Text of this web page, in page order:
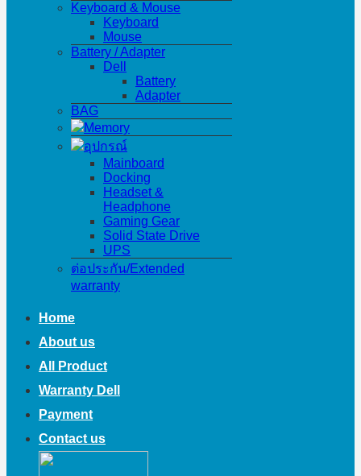
Keyboard & Mouse
Keyboard
Mouse
Battery / Adapter
Dell
Battery
Adapter
BAG
Memory
อุปกรณ์
Mainboard
Docking
Headset &
Headphone
Gaming Gear
Solid State Drive
UPS
ต่อประกัน/Extended
warranty
Home
About us
All Product
Warranty Dell
Payment
Contact us